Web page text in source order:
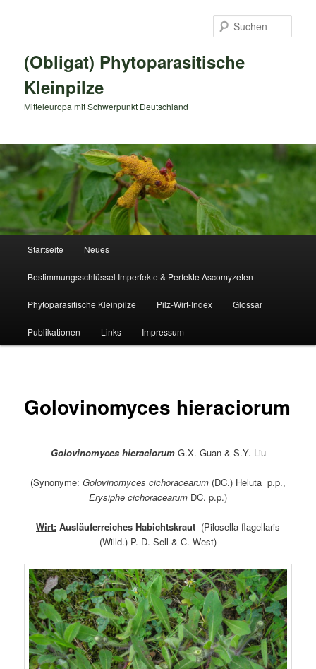
(Obligat) Phytoparasitische
Kleinpilze
Mitteleuropa mit Schwerpunkt Deutschland
Startseite Neues
Bestimmungsschlüssel Imperfekte & Perfekte Ascomyzeten
Phytoparasitische Kleinpilze Pilz-Wirt-Index Glossar
Publikationen Links Impressum
Golovinomyces hieraciorum
Golovinomyces hieraciorumG.X. Guan & S.Y. Liu
(Synonyme: Golovinomyces cichoracearum (DC.) Heluta p.p.,
Erysiphe cichoracearum DC. p.p.)
Wirt: Ausläuferreiches Habichtskraut (Pilosella flagellaris
(Willd.) P. D. Sell & C. West)